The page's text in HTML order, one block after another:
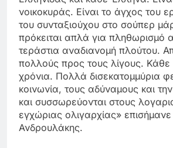
νοικοκυράς. Είναι το άγχος του
του συνταξιούχου στο σούπερ
πρόκειται απλά για πληθωρισμό
τεράστια αναδιανομή πλούτου.
πολλούς προς τους λίγους.
χρόνια. Πολλά δισεκατομμύρια
κοινωνία, τους αδύναμους και
και συσσωρεύονται στους
εγχώριας ολιγαρχίας»
Ανδρουλάκης.